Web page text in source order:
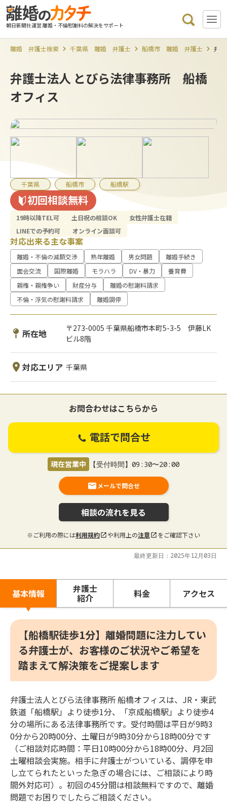
朝日新聞社運営 離婚・不倫慰謝料の解決をサポート
離婚 弁護士検索 千葉県 離婚 弁護士 船橋市 離婚 弁護士 弁
弁護士法人 とびら法律事務所 船橋
オフィス
千葉県 船橋市 船橋駅
初回相談無料
19時以降TEL可 土日祝の相談OK
女性弁護士在籍
LINEでの予約可
オンライン面談可
対応出来る主な事案
離婚・不倫の減額交渉 熟年離婚 男女問題
離婚手続き
面会交流
国際離婚 モラハラ DV・暴力
養育費
親権・親権争い
財産分与
離婚の慰謝料請求
不倫・浮気の慰謝料請求
離婚調停
所在地
〒273-0005 千葉県船橋市本町5-3-5 伊藤LK
ビル8階
対応エリア 千葉県
お問合わせはこちらから
電話で問合せ
現在営業中 【受付時間】09:30〜20:00
メールで問合せ
相談の流れを見る
※ご利用の際には利用規約 や利用上の注意 をご確認下さい
最終更新日：2025年12月03日
基本情報 弁護士
紹介 料金 アクセス
【船橋駅徒歩1分】離婚問題に注力してい
る弁護士が、お客様のご状況やご希望を
踏まえて解決策をご提案します
弁護士法人とびら法律事務所 船橋オフィスは、JR・東武
鉄道「船橋駅」より徒歩1分、「京成船橋駅」より徒歩4
分の場所にある法律事務所です。受付時間は平日が9時3
0分から20時00分、土曜日が9時30分から18時00分です
（ご相談対応時間：平日10時00分から18時00分、月2回
土曜相談会実施。相手に弁護士がついている、調停を申
し立てられたといった急ぎの場合には、ご相談により時
間外対応可）。初回の45分間は相談無料ですので、離婚
問題でお困りでしたらご相談ください。